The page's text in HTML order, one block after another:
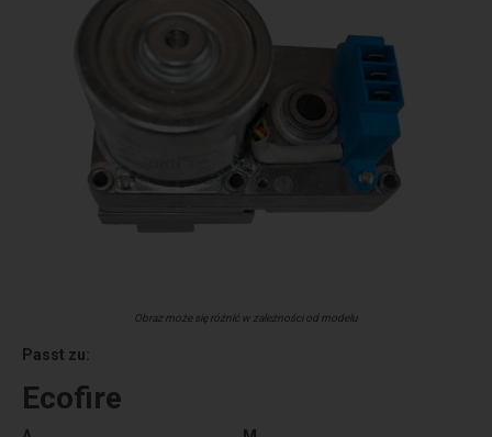
Obraz może się różnić w zależności od modelu
Passt zu:
Ecofire